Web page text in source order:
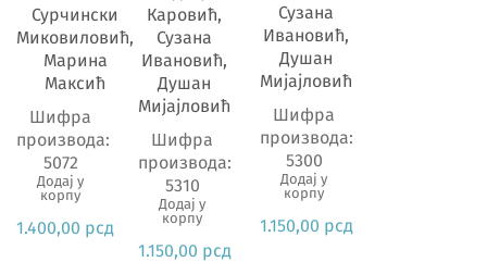
Сурчински
Миковиловић,
Марина
Максић
Шифра
производа:
5072
Додај у
корпу
1.400,00 рсд
Каровић,
Сузана
Ивановић,
Душан
Мијајловић
Шифра
производа:
5310
Додај у
корпу
1.150,00 рсд
Сузана
Ивановић,
Душан
Мијајловић
Шифра
производа:
5300
Додај у
корпу
1.150,00 рсд